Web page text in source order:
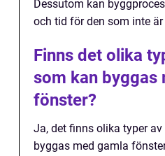
Dessutom kan
och tid för den som inte
Finns det olika
som kan byggas
fönster?
Ja, det finns olika typer
byggas med gamla